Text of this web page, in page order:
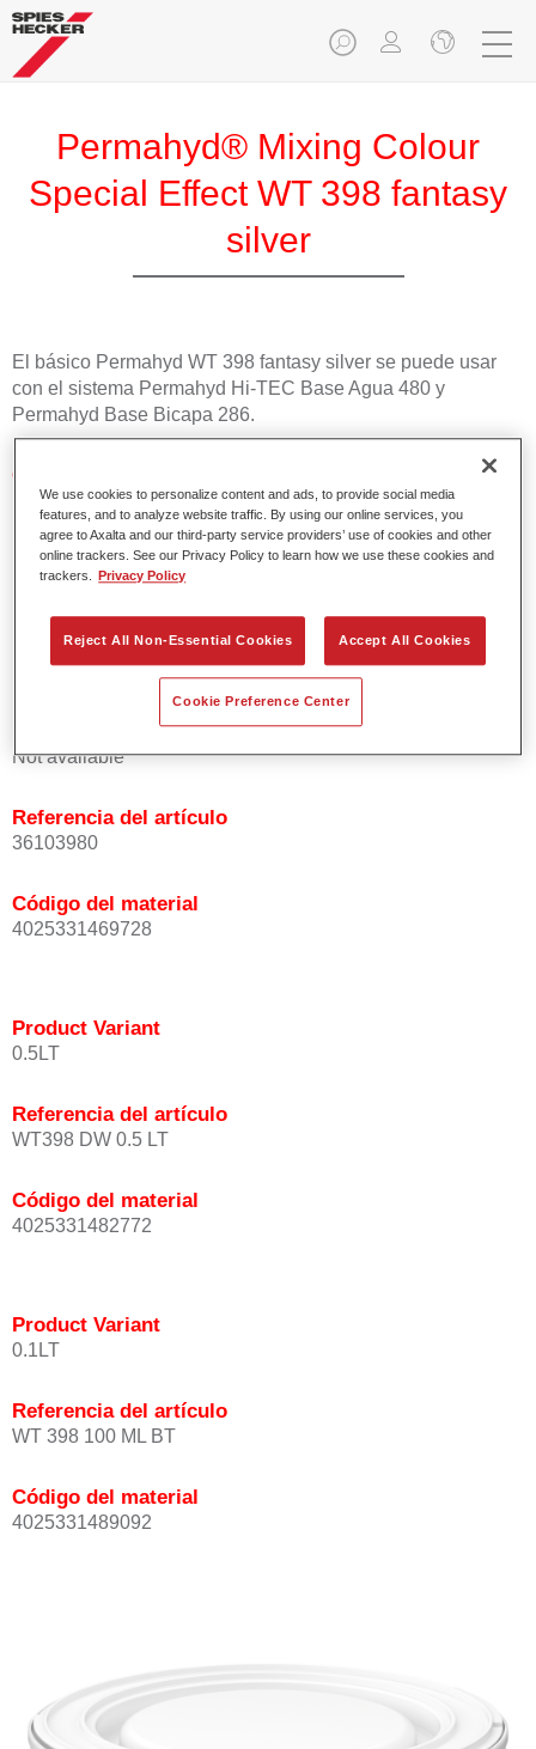
Permahyd® Mixing Colour
Special Effect WT 398 fantasy
silver
El básico Permahyd WT 398 fantasy silver se puede usar
con el sistema Permahyd Hi-TEC Base Agua 480 y
Permahyd Base Bicapa 286.
Características del producto
Fácil y rápido de aplicar.
Excepcional precisión del color con una orientación
homogénea de las partículas de efecto.
Tiempos de proceso cortos.
Muy buena cubrición.
Se usa para reparar colores OEM especiales.
Product Variant
Not available
Referencia del artículo
36103980
Código del material
4025331469728
Product Variant
0.5LT
Referencia del artículo
WT398 DW 0.5 LT
Código del material
4025331482772
Product Variant
0.1LT
Referencia del artículo
WT 398 100 ML BT
Código del material
4025331489092
We use cookies to personalize content and ads, to provide social media
features, and to analyze website traffic. By using our online services, you
agree to Axalta and our third-party service providers’ use of cookies and other
online trackers. See our Privacy Policy to learn how we use these cookies and
trackers.
Privacy Policy
Reject All Non-Essential Cookies Accept All Cookies
Cookie Preference Center